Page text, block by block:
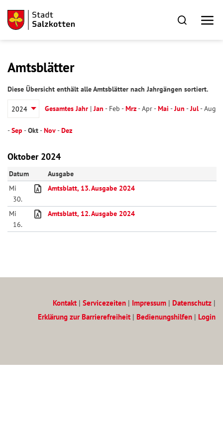
Amtsblätter
Diese Übersicht enthält alle Amtsblätter nach Jahrgängen sortiert.
Gesamtes Jahr|Jan - Feb -Mrz-Apr-Mai -Jun -Jul-Aug
-Sep -Okt-Nov-Dez
Oktober 2024
Datum
Ausgabe
Mi
30.
Amtsblatt, 13. Ausgabe 2024
Mi
16.
Amtsblatt, 12. Ausgabe 2024
Kontakt | Servicezeiten | Impressum | Datenschutz |
Erklärung zur Barrierefreiheit | Bedienungshilfen | Login